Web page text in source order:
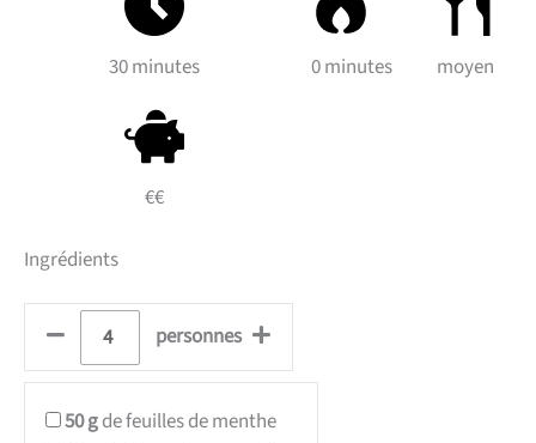
30 minutes 0 minutes moyen
€€
Ingrédients
personnes
50gde feuilles de menthe